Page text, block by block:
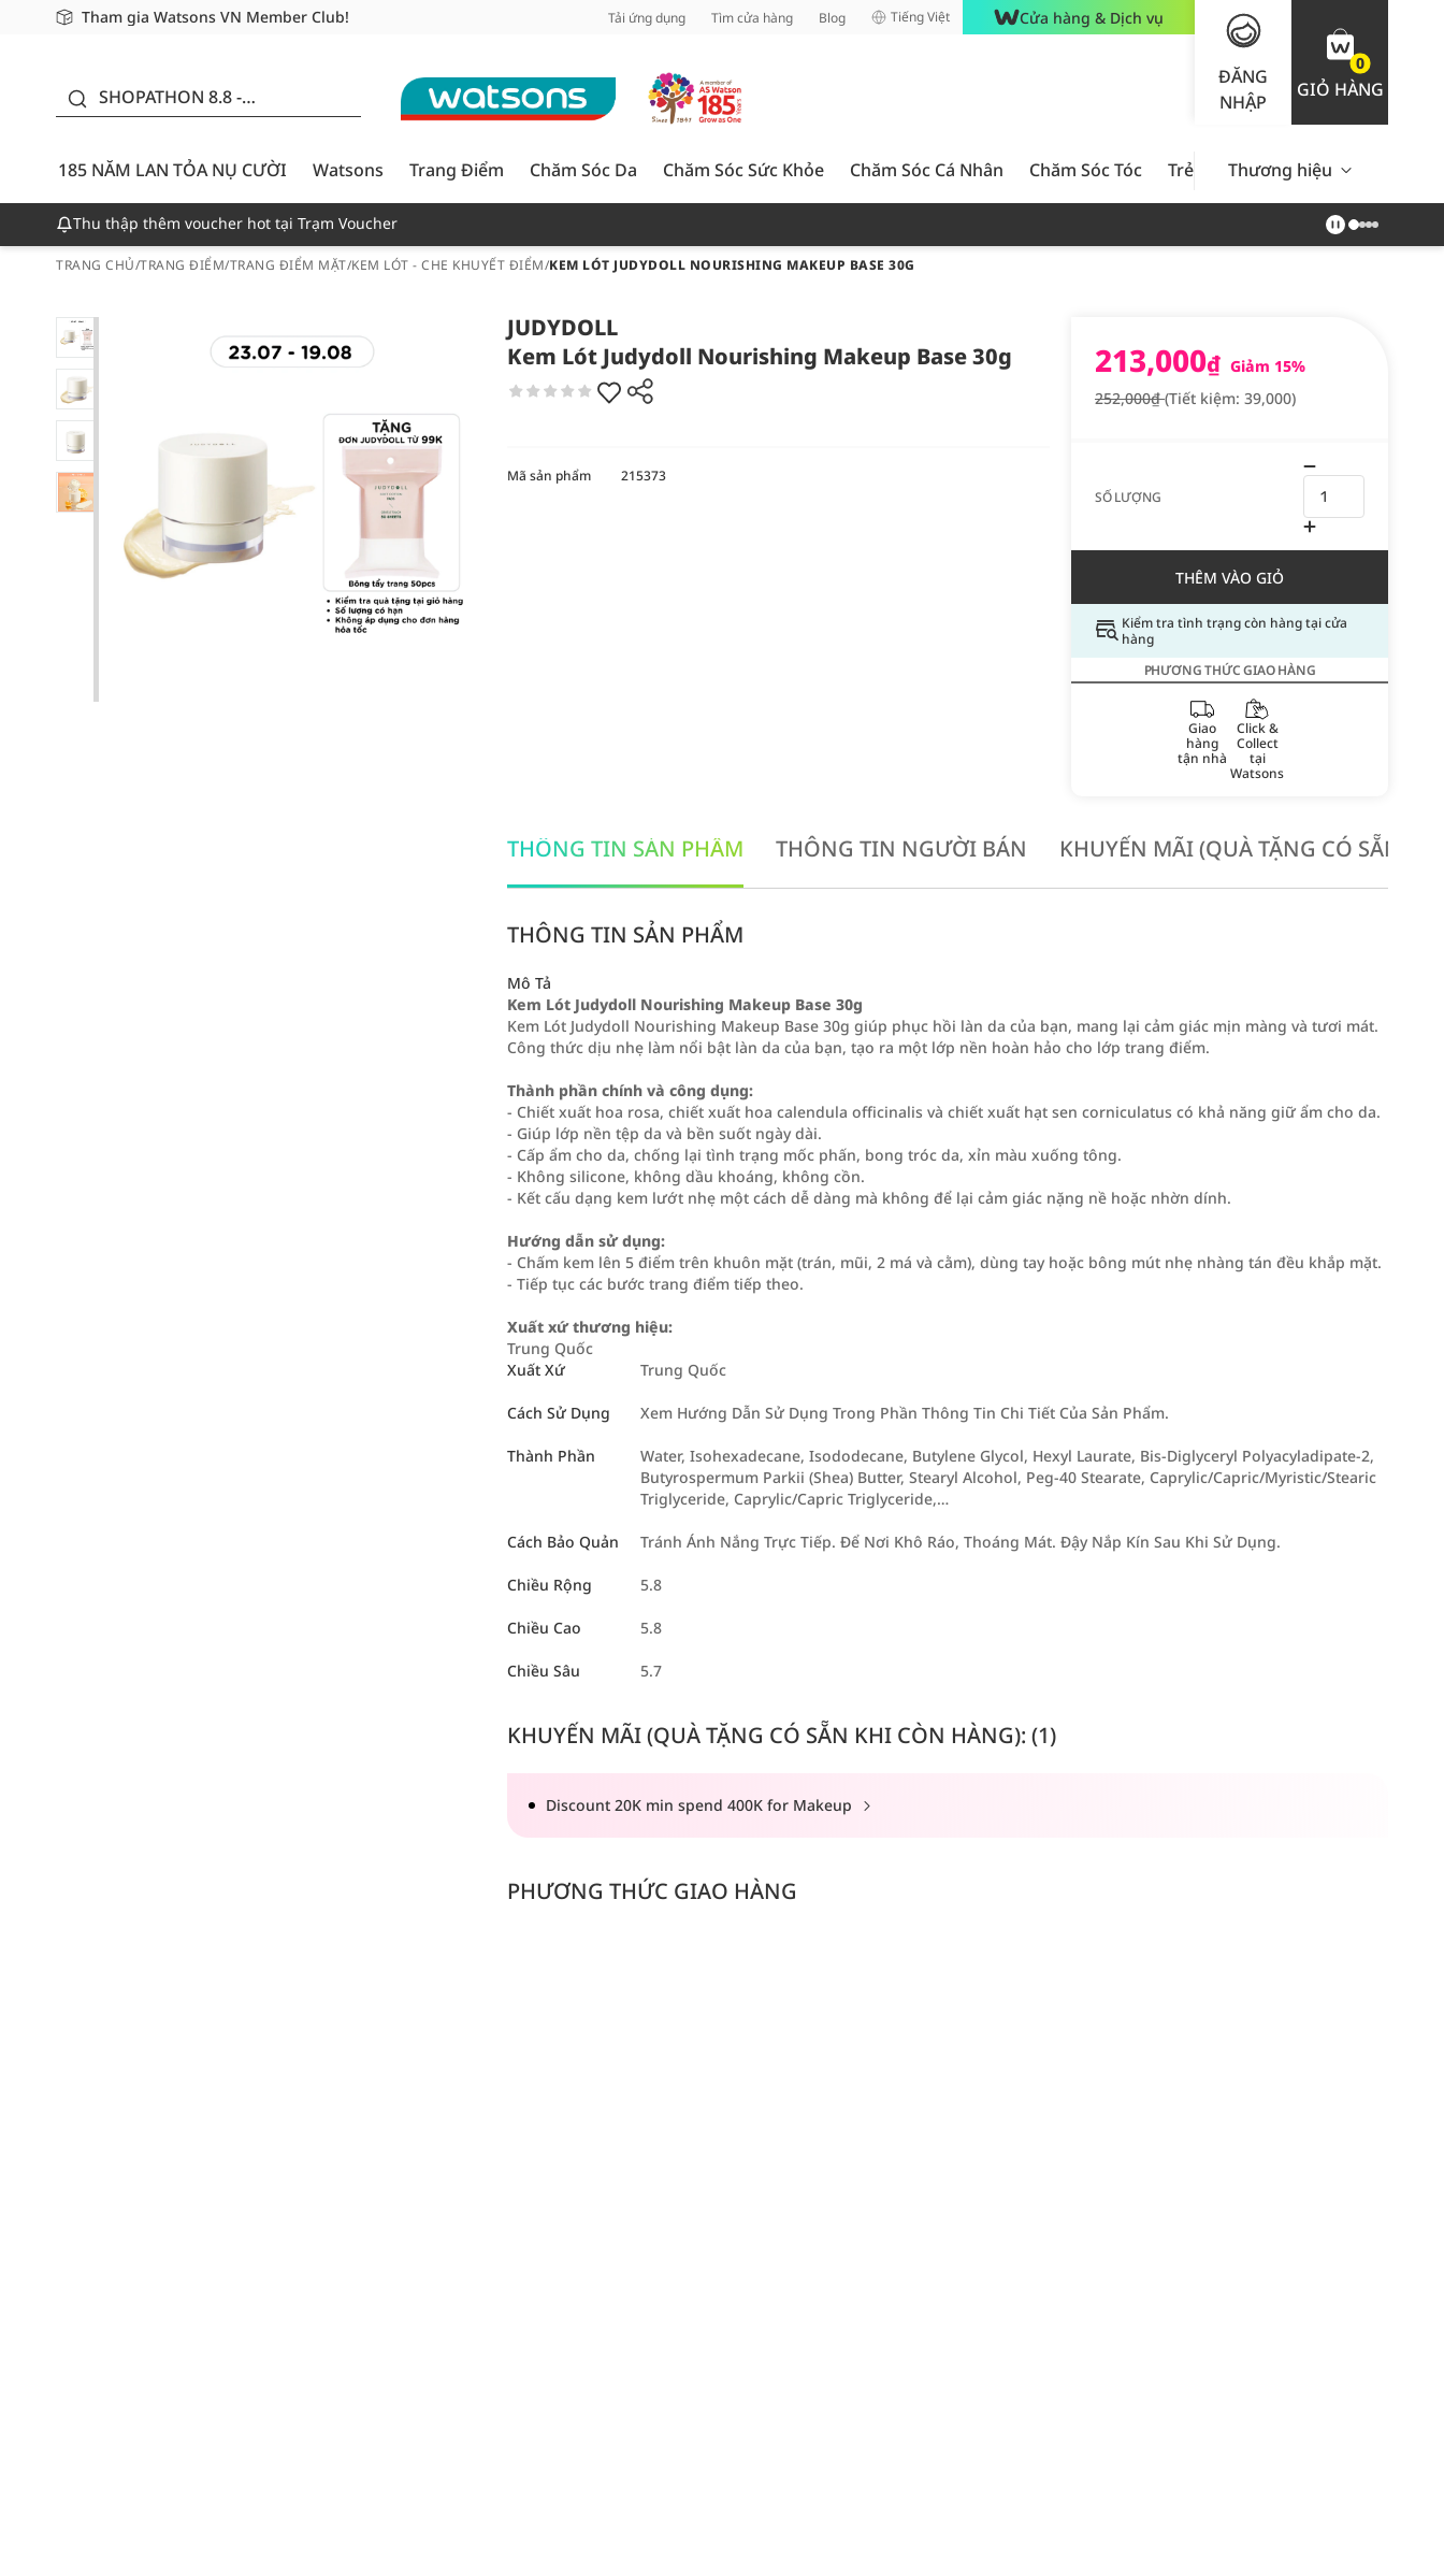
Tham gia Watsons VN Member Club!
Miễn phí giao hàng cho đơn hàng từ 249,000Đ
Giao hàng nhanh 24h - Áp dụng khu vực TP. Hồ Chí Minh Tải ứng dụng Tìm cửa hàng Blog Tiếng Việt Cửa hàng & Dịch vụ
ĐĂNG
NHẬP
0
GIỎ HÀNG
SHOPATHON 8.8 -
CƯỜI - GIẢM ĐẾN
50%
185 NĂM LAN TỎA NỤ CƯỜI
Watsons Trang Điểm Chăm Sóc Da Chăm Sóc Sức Khỏe Chăm Sóc Cá Nhân Chăm Sóc Tóc Trẻ Em Nam Giới Chăm Sóc
Thương hiệu
Thu thập thêm voucher hot tại Trạm Voucher
TRANG CHỦ/TRANG ĐIỂM/TRANG ĐIỂM MẶT/KEM LÓT - CHE KHUYẾT ĐIỂM/KEM LÓT JUDYDOLL NOURISHING MAKEUP BASE 30G
JUDYDOLL
Kem Lót Judydoll Nourishing Makeup Base 30g
213,000₫ Giảm 15%
252,000₫(Tiết kiệm: 39,000)
SỐ LƯỢNG
THÊM VÀO GIỎ
Kiểm tra tình trạng còn hàng tại cửa
hàng
PHƯƠNG THỨC GIAO HÀNG
Giao
hàng
tận nhà
Click &
Collect
tại
Watsons
Mã sản phẩm 215373
THÔNG TIN SẢN PHẨM THÔNG TIN NGƯỜI BÁN KHUYẾN MÃI (QUÀ TẶNG CÓ SẴN
THÔNG TIN SẢN PHẨM
Mô Tả
Kem Lót Judydoll Nourishing Makeup Base 30g
Kem Lót Judydoll Nourishing Makeup Base 30g giúp phục hồi làn da của bạn, mang lại cảm giác mịn màng và tươi mát.
Công thức dịu nhẹ làm nổi bật làn da của bạn, tạo ra một lớp nền hoàn hảo cho lớp trang điểm.
Thành phần chính và công dụng:
- Chiết xuất hoa rosa, chiết xuất hoa calendula officinalis và chiết xuất hạt sen corniculatus có khả năng giữ ẩm cho da.
- Giúp lớp nền tệp da và bền suốt ngày dài.
- Cấp ẩm cho da, chống lại tình trạng mốc phấn, bong tróc da, xỉn màu xuống tông.
- Không silicone, không dầu khoáng, không cồn.
- Kết cấu dạng kem lướt nhẹ một cách dễ dàng mà không để lại cảm giác nặng nề hoặc nhờn dính.
Hướng dẫn sử dụng:
- Chấm kem lên 5 điểm trên khuôn mặt (trán, mũi, 2 má và cằm), dùng tay hoặc bông mút nhẹ nhàng tán đều khắp mặt.
- Tiếp tục các bước trang điểm tiếp theo.
Xuất xứ thương hiệu:
Trung Quốc
Xuất Xứ
Trung Quốc
Cách Sử Dụng Xem Hướng Dẫn Sử Dụng Trong Phần Thông Tin Chi Tiết Của Sản Phẩm.
Thành Phần
Water, Isohexadecane, Isododecane, Butylene Glycol, Hexyl Laurate, Bis-Diglyceryl Polyacyladipate-2,
Butyrospermum Parkii (Shea) Butter, Stearyl Alcohol, Peg-40 Stearate, Caprylic/Capric/Myristic/Stearic
Triglyceride, Caprylic/Capric Triglyceride,…
Cách Bảo Quản Tránh Ánh Nắng Trực Tiếp. Để Nơi Khô Ráo, Thoáng Mát. Đậy Nắp Kín Sau Khi Sử Dụng.
Chiều Rộng 5.8
Chiều Cao 5.8
Chiều Sâu 5.7
KHUYẾN MÃI (QUÀ TẶNG CÓ SẴN KHI CÒN HÀNG): (1)
Discount 20K min spend 400K for Makeup
PHƯƠNG THỨC GIAO HÀNG